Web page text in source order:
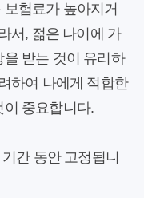
험료가 높아지거
서, 젊은 나이에 가
받는 것이 유리하
하여 나에게 적합한
중요합니다.
간 동안 고정됩니